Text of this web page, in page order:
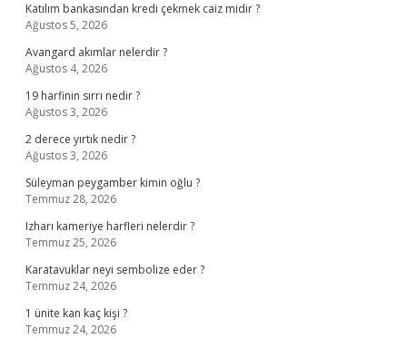
Katılım bankasından kredi çekmek caiz midir ?
Ağustos 5, 2026
Avangard akımlar nelerdir ?
Ağustos 4, 2026
19 harfinin sırrı nedir ?
Ağustos 3, 2026
2 derece yırtık nedir ?
Ağustos 3, 2026
Süleyman peygamber kimin oğlu ?
Temmuz 28, 2026
Izharı kameriye harfleri nelerdir ?
Temmuz 25, 2026
Karatavuklar neyi sembolize eder ?
Temmuz 24, 2026
1 ünite kan kaç kişi ?
Temmuz 24, 2026